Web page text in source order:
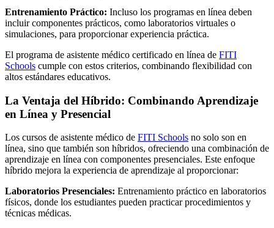
Entrenamiento Práctico: Incluso los programas en línea deben
incluir componentes prácticos, como laboratorios virtuales o
simulaciones, para proporcionar experiencia práctica.
El programa de asistente médico certificado en línea de FITI
Schools cumple con estos criterios, combinando flexibilidad con
altos estándares educativos.
La Ventaja del Híbrido: Combinando Aprendizaje
en Línea y Presencial
Los cursos de asistente médico de FITI Schools no solo son en
línea, sino que también son híbridos, ofreciendo una combinación de
aprendizaje en línea con componentes presenciales. Este enfoque
híbrido mejora la experiencia de aprendizaje al proporcionar:
Laboratorios Presenciales: Entrenamiento práctico en laboratorios
físicos, donde los estudiantes pueden practicar procedimientos y
técnicas médicas.